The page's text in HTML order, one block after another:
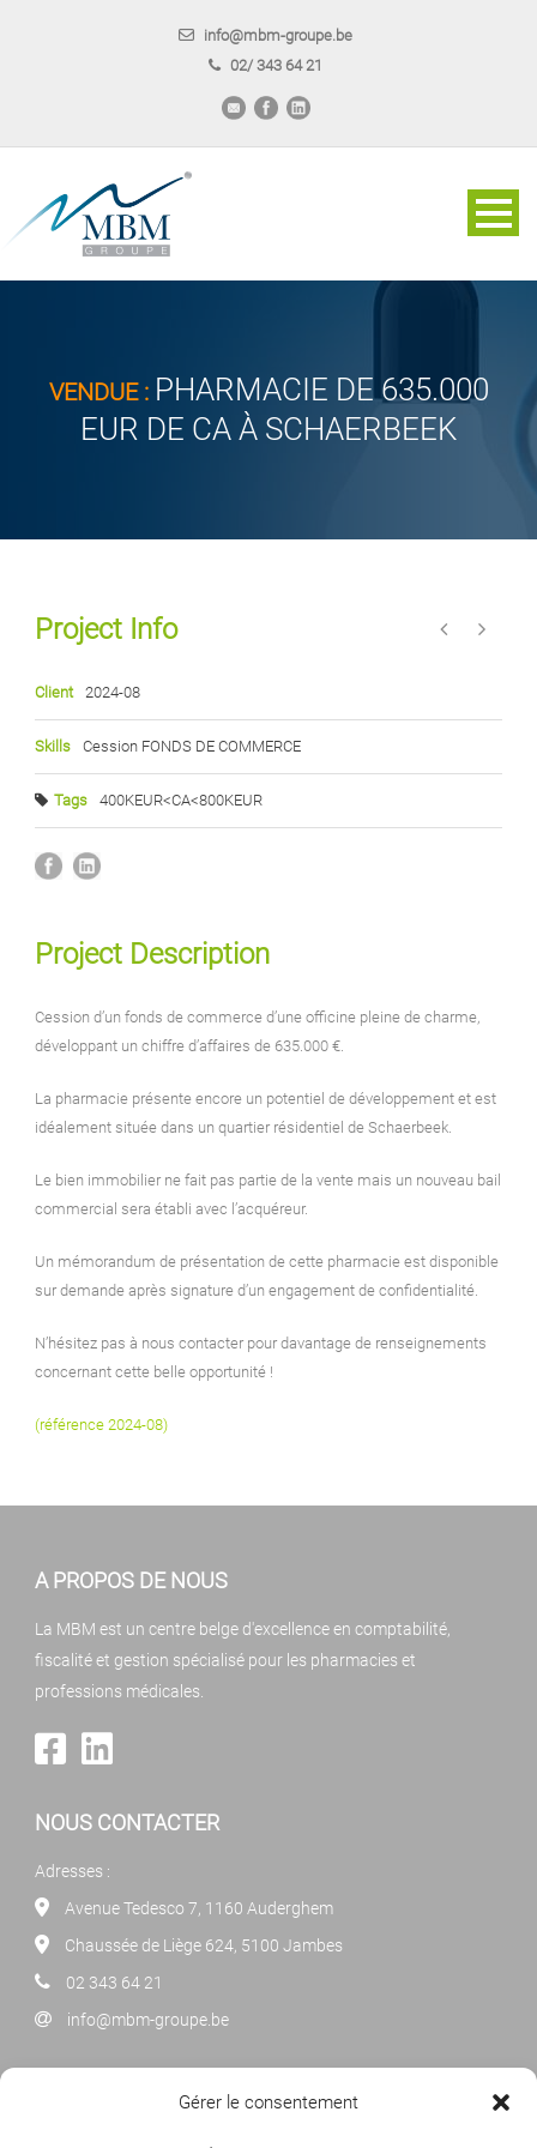
Gérer le consentement
info@mbm-groupe.be
02/ 343 64 21
VENDUE : PHARMACIE DE 635.000
EUR DE CA À SCHAERBEEK
Project Info
Client 2024-08
Skills Cession FONDS DE COMMERCE
Tags 400KEUR<CA<800KEUR
Project Description
Cession d’un fonds de commerce d’une officine pleine de charme,
développant un chiffre d’affaires de 635.000 €.
La pharmacie présente encore un potentiel de développement et est
idéalement située dans un quartier résidentiel de Schaerbeek.
Le bien immobilier ne fait pas partie de la vente mais un nouveau bail
commercial sera établi avec l’acquéreur.
Un mémorandum de présentation de cette pharmacie est disponible
sur demande après signature d’un engagement de confidentialité.
N’hésitez pas à nous contacter pour davantage de renseignements
concernant cette belle opportunité !
(référence 2024-08)
A PROPOS DE NOUS
La MBM est un centre belge d'excellence en comptabilité,
fiscalité et gestion spécialisé pour les pharmacies et
professions médicales.
NOUS CONTACTER
Adresses :
Avenue Tedesco 7, 1160 Auderghem
Chaussée de Liège 624, 5100 Jambes
02 343 64 21
info@mbm-groupe.be